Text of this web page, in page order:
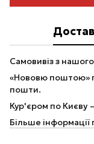
Самовивіз з
«Нововю поштою»
пошти.
Кур'єром по Києву
Більше